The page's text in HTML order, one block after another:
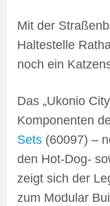
Mit der
Haltestelle
noch ein
Das „Ukonio
Komponenten
Sets (60097) –
den Hot-Dog-
zeigt sich der
zum Modular